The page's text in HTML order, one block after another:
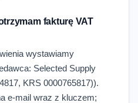
fakturę VAT
wystawiamy
Selected Supply
KRS 0000765817)).
e-mail wraz z kluczem;